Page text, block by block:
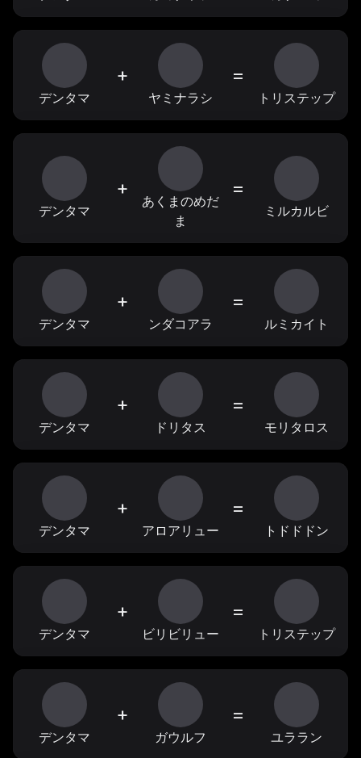
デンタマ
+
ヤミナラシ
=
トリステップ
デンタマ
+
あくまのめだ
ま
=
ミルカルビ
デンタマ
+
ンダコアラ
=
ルミカイト
デンタマ
+
ドリタス
=
モリタロス
デンタマ
+
アロアリュー
=
トドドドン
デンタマ
+
ビリビリュー
=
トリステップ
デンタマ
+
ガウルフ
=
ユララン